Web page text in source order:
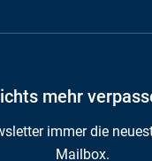
mehr
immer die
Mailbox.